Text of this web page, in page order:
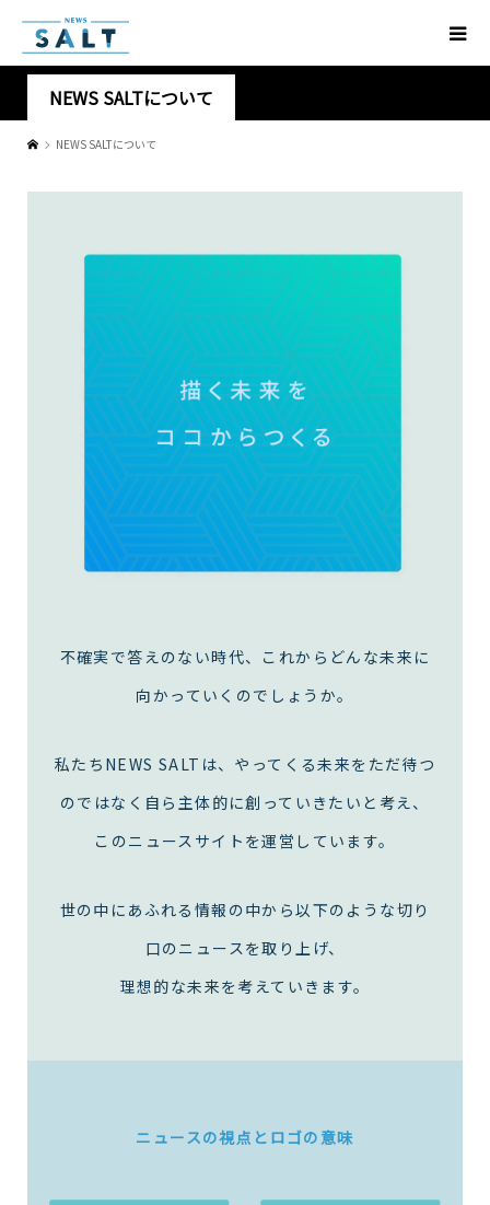
NEWS SALTについて
NEWS SALTについて
不確実で答えのない時代、 これからどんな未来に
向かっていくのでしょうか。
私たちNEWS SALTは、 やってくる未来をただ待つ
のではなく自ら主体的に創っていきたいと考え、
このニュースサイトを運営しています。
世の中にあふれる情報の中から以下のような切り
口のニュースを取り上げ、
理想的な未来を考えていきます。
ニュースの視点とロゴの意味